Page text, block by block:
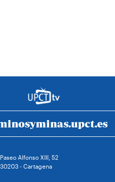
Paseo Alfonso XIII, 52
30203 - Cartagena